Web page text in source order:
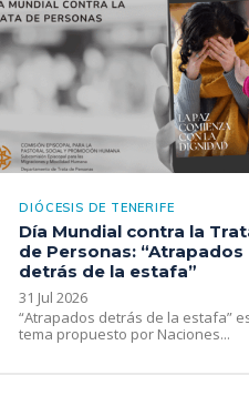
DIÓCESIS DE TENERIFE
Día Mundial contra la
de Personas: “Atrapados
detrás de la estafa”
31 Jul 2026
“Atrapados detrás de la estafa”
tema propuesto por Naciones...